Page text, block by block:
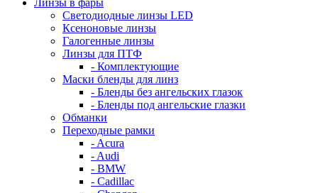
Линзы в фары
Светодиодные линзы LED
Ксеноновые линзы
Галогенные линзы
Линзы для ПТФ
- Комплектующие
Маски бленды для линз
- Бленды без ангельских глазок
- Бленды под ангельские глазки
Обманки
Переходные рамки
- Acura
- Audi
- BMW
- Cadillac